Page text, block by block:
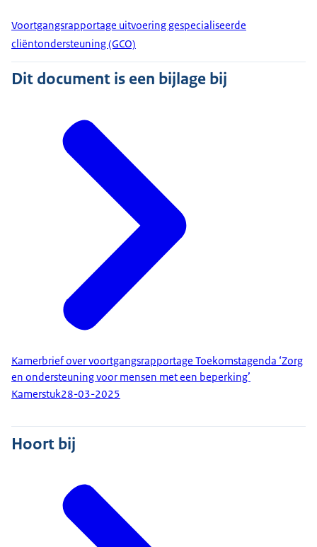
Voortgangsrapportage uitvoering gespecialiseerde
cliëntondersteuning (GCO)
Dit document is een bijlage bij
Kamerbrief over voortgangsrapportage Toekomstagenda ‘Zorg
en ondersteuning voor mensen met een beperking’
Kamerstuk28-03-2025
Hoort bij